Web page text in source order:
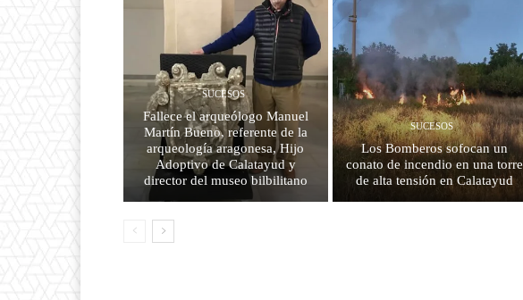
SUCESOS
Fallece el arqueólogo Manuel
Martín Bueno, referente de la
arqueología aragonesa, Hijo
Adoptivo de Calatayud y
director del museo bilbilitano
SUCESOS
Los Bomberos sofocan un
conato de incendio en una torre
de alta tensión en Calatayud